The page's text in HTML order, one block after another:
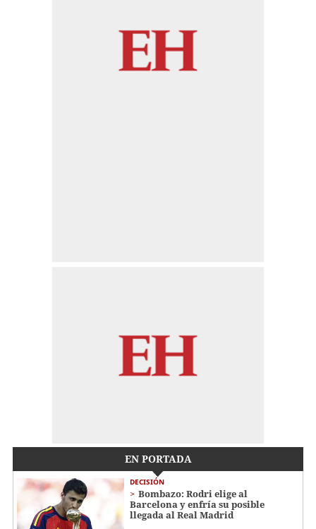
EN PORTADA
DECISIÓN
Bombazo: Rodri elige al
Barcelona y enfría su posible
llegada al Real Madrid